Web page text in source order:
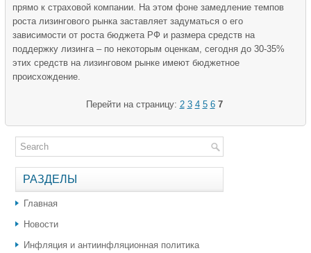
прямо к страховой компании. На этом фоне замедление темпов
роста лизингового рынка заставляет задуматься о его
зависимости от роста бюджета РФ и размера средств на
поддержку лизинга – по некоторым оценкам, сегодня до 30-35%
этих средств на лизинговом рынке имеют бюджетное
происхождение.
Перейти на страницу: 2 3 4 5 6 7
РАЗДЕЛЫ
Главная
Новости
Инфляция и антиинфляционная политика